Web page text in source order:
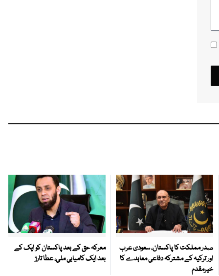
صدر مملکت کا پاکستان، سعودی عرب
اور ترکیہ کے مشترکہ دفاعی معاہدے کا
خیرمقدم
معرکہ حق کے بعد پاکستان کو ایک کے
بعد ایک کامیابی ملی، عطا تارڑ